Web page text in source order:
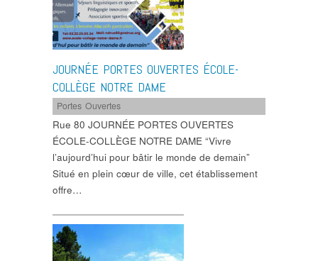
JOURNÉE PORTES OUVERTES ÉCOLE-
COLLÈGE NOTRE DAME
Portes Ouvertes
Rue 80 JOURNÉE PORTES OUVERTES
ÉCOLE-COLLÈGE NOTRE DAME “Vivre
l’aujourd’hui pour bâtir le monde de demain”
Situé en plein cœur de ville, cet établissement
offre…